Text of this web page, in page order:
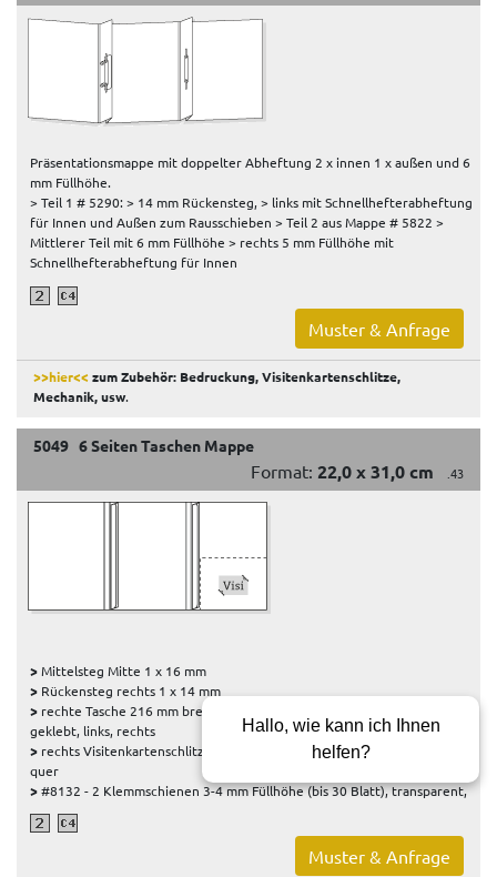
Präsentationsmappe mit doppelter Abheftung 2 x innen 1 x außen und 6
mm Füllhöhe.
> Teil 1 # 5290: > 14 mm Rückensteg, > links mit Schnellhefterabheftung
für Innen und Außen zum Rausschieben > Teil 2 aus Mappe # 5822 >
Mittlerer Teil mit 6 mm Füllhöhe > rechts 5 mm Füllhöhe mit
Schnellhefterabheftung für Innen
Muster & Anfrage
>>hier<<zum Zubehör: Bedruckung, Visitenkartenschlitze,
Mechanik, usw.
5049 6 Seiten Taschen Mappe
Format: 22,0 x 31,0 cm .43
>Mittelsteg Mitte 1 x 16 mm
> Rückensteg rechts 1 x 14 mm
> rechte Tasche 216 mm breit, 150 mm hoch, 1 x flache Tasche, 2x
geklebt, links, rechts
> rechts Visitenkartenschlitz Nr. 3, Fotoecken-Schlitz diagonal, 85x55 mm
quer
>#8132 - 2 Klemmschienen 3-4 mm Füllhöhe (bis 30 Blatt), transparent,
Muster & Anfrage
Hallo, wie kann ich Ihnen
helfen?